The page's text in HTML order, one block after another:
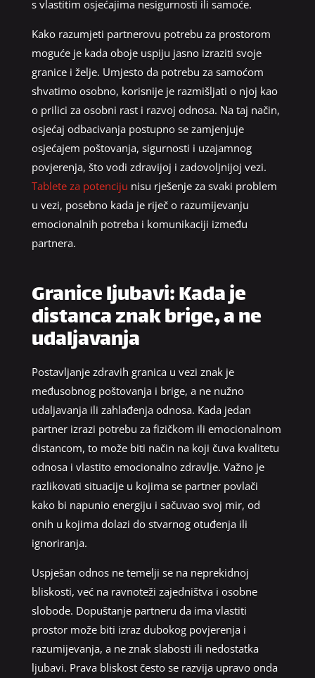
s vlastitim osjećajima nesigurnosti ili samoće.
Kako razumjeti partnerovu potrebu za prostorom
moguće je kada oboje uspiju jasno izraziti svoje
granice i želje. Umjesto da potrebu za samoćom
shvatimo osobno, korisnije je razmišljati o njoj kao
o prilici za osobni rast i razvoj odnosa. Na taj način,
osjećaj odbacivanja postupno se zamjenjuje
osjećajem poštovanja, sigurnosti i uzajamnog
povjerenja, što vodi zdravijoj i zadovoljnijoj vezi.
Tablete za potenciju nisu rješenje za svaki problem
u vezi, posebno kada je riječ o razumijevanju
emocionalnih potreba i komunikaciji između
partnera.
Granice ljubavi: Kada je
distanca znak brige, a ne
udaljavanja
Postavljanje zdravih granica u vezi znak je
međusobnog poštovanja i brige, a ne nužno
udaljavanja ili zahlađenja odnosa. Kada jedan
partner izrazi potrebu za fizičkom ili emocionalnom
distancom, to može biti način na koji čuva kvalitetu
odnosa i vlastito emocionalno zdravlje. Važno je
razlikovati situacije u kojima se partner povlači
kako bi napunio energiju i sačuvao svoj mir, od
onih u kojima dolazi do stvarnog otuđenja ili
ignoriranja.
Uspješan odnos ne temelji se na neprekidnoj
bliskosti, već na ravnoteži zajedništva i osobne
slobode. Dopuštanje partneru da ima vlastiti
prostor može biti izraz dubokog povjerenja i
razumijevanja, a ne znak slabosti ili nedostatka
ljubavi. Prava bliskost često se razvija upravo onda